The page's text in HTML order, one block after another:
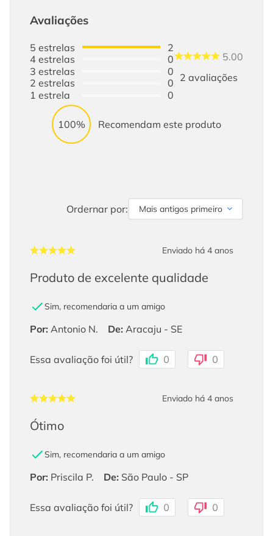
Avaliações
5estrelas
4estrelas
3estrelas
2estrelas
1estrela
2
0
0
0
0
5.00
2 avaliações
100% Recomendam este produto
Ordernar por: Mais antigos primeiro
Enviado há 4 anos
Produto de excelente qualidade
Sim, recomendaria a um amigo
Por: Antonio N. De: Aracaju - SE
Essa avaliação foi útil? 0 0
Enviado há 4 anos
Ótimo
Sim, recomendaria a um amigo
Por: Priscila P. De: São Paulo - SP
Essa avaliação foi útil? 0 0